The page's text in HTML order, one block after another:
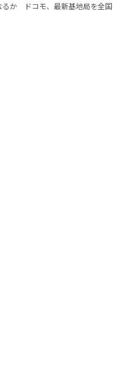
るか ドコモ、最新基地局を全国